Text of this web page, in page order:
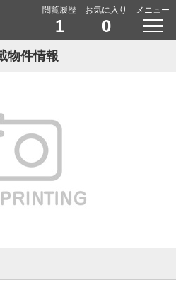
閲覧履歴
1
お気に入り
0
メニュー
物件情報